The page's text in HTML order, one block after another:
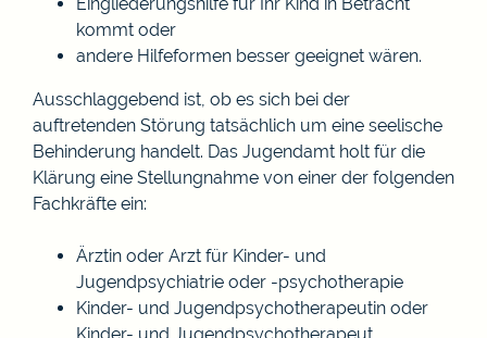
kommt oder
andere Hilfeformen besser geeignet wären.
Ausschlaggebend ist, ob es sich bei der
auftretenden Störung tatsächlich um eine seelische
Behinderung handelt. Das Jugendamt holt für die
Klärung eine Stellungnahme von einer der folgenden
Fachkräfte ein:
Ärztin oder Arzt für Kinder- und
Jugendpsychiatrie oder -psychotherapie
Kinder- und Jugendpsychotherapeutin oder